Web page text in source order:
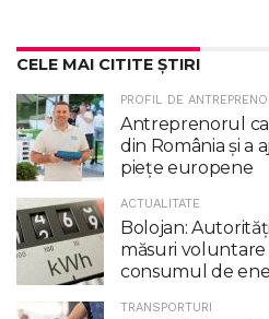
CELE MAI CITITE ȘTIRI
PROFIL DE
Antreprenorul
din România și a
piețe europene
ACTUALITATE
Bolojan:
măsuri
consumul de
TRANSPORTURI